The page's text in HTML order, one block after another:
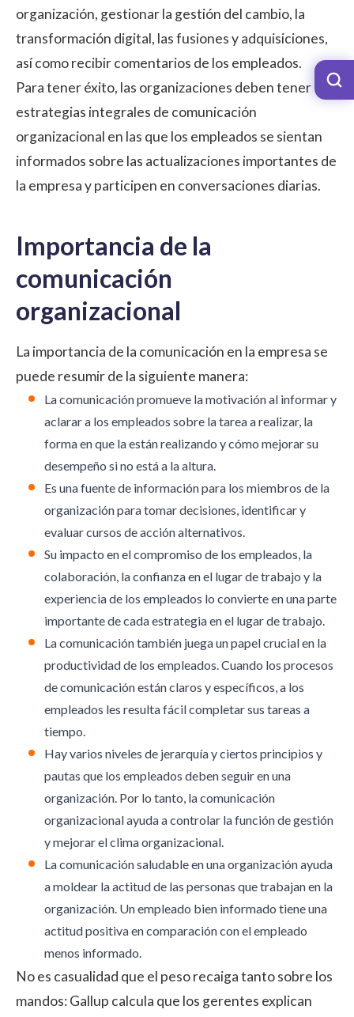
organización, gestionar la gestión del cambio, la
transformación digital, las fusiones y adquisiciones,
así comorecibir comentarios de los empleados.
Para tener éxito, las organizaciones deben tener
estrategias integrales de comunicación
organizacional en las que los empleados se sientan
informados sobre las actualizaciones importantes de
la empresa y participen en conversaciones diarias.
Importancia de la
comunicación
organizacional
La importancia de la comunicación en la empresa se
puede resumir de la siguiente manera:
La comunicación promueve lamotivaciónal informar y
aclarar a los empleados sobre la tarea a realizar, la
forma en que la están realizando y cómo mejorar su
desempeño si no está a la altura.
Es una fuente de información para los miembros de la
organización para tomar decisiones, identificar y
evaluar cursos de acción alternativos.
Su impacto en elcompromiso de los empleados, la
colaboración, la confianza en el lugar de trabajo y la
experiencia de los empleados lo convierte en una parte
importante de cada estrategia en el lugar de trabajo.
La comunicación también juega un papel crucial en la
productividad de los empleados. Cuando los procesos
de comunicación están claros y específicos, a los
empleados les resulta fácil completar sus tareas a
tiempo.
Hay varios niveles de jerarquía y ciertos principios y
pautas que los empleados deben seguir en una
organización. Por lo tanto, la comunicación
organizacional ayuda a controlar la función de gestión
y mejorar el clima organizacional.
La comunicación saludable en una organización ayuda
a moldear la actitud de las personas que trabajan en la
organización. Un empleado bien informado tiene una
actitud positiva en comparación con el empleado
menos informado.
No es casualidad que el peso recaiga tanto sobre los
mandos: Gallup calcula que los gerentes explican